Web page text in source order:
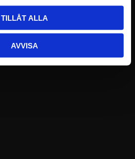
TILLÅT ALLA
AVVISA